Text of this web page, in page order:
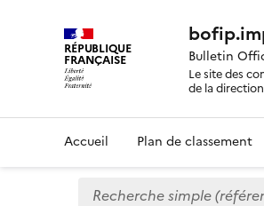
RÉPUBLIQUE
FRANÇAISE Bulletin
Le site des
de la
Accueil Plan de classement
Formulaire
Recherche simple